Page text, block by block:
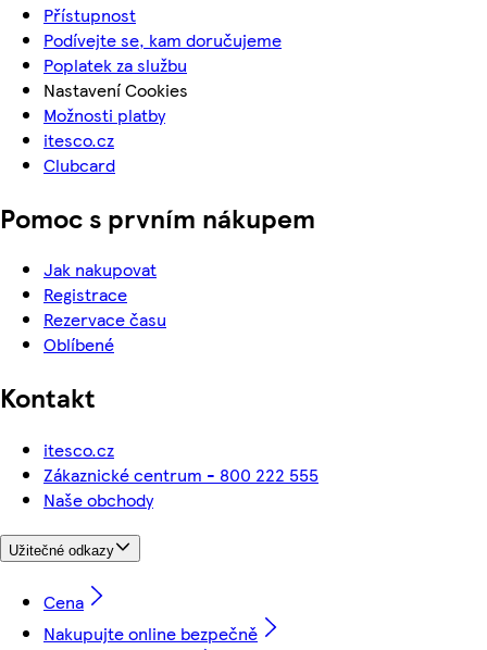
Přístupnost
Podívejte se, kam doručujeme
Poplatek za službu
Nastavení Cookies
Možnosti platby
itesco.cz
Clubcard
Pomoc s prvním nákupem
Jak nakupovat
Registrace
Rezervace času
Oblíbené
Kontakt
itesco.cz
Zákaznické centrum - 800 222 555
Naše obchody
Užitečné odkazy
Cena
Nakupujte online bezpečně